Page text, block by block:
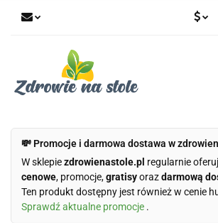
💸 Promocje i darmowa dostawa w
W sklepiezdrowienastole.pl regularnie
cenowe, promocje,gratisyorazdarmową
Ten produkt dostępny jest również w cenie
Sprawdź aktualne promocje .